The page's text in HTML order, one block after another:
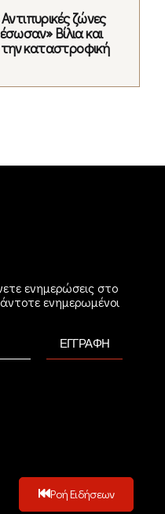
ζώνες
Βίλια και
καταστροφική
ενημερώσεις στο
ενημερωμένοι
ΕΓΓΡΑΦΗ
Ροή Ειδήσεων